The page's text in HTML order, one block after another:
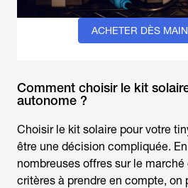
ACHETER DÈS
Comment choisir le kit
autonome ?
Choisir le kit solaire pour votre
être une décision compliquée.
nombreuses offres sur le
critères à prendre en compte, on